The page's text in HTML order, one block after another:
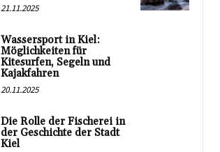
21.11.2025
Wassersport in Kiel:
Möglichkeiten für
Kitesurfen, Segeln und
Kajakfahren
20.11.2025
Die Rolle der Fischerei in
der Geschichte der Stadt
Kiel